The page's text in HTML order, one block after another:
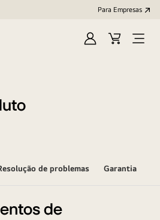
Para Empresas
IniciarCart
Open
de problemas Garantia
de